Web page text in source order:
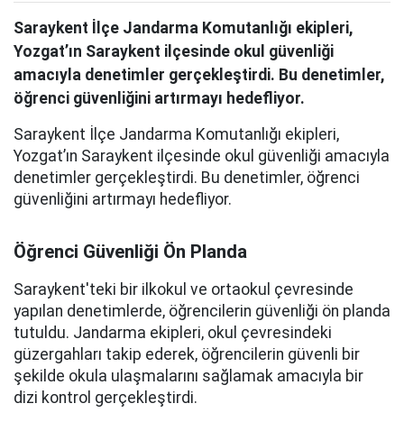
Saraykent İlçe Jandarma Komutanlığı ekipleri,
Yozgat’ın Saraykent ilçesinde okul güvenliği
amacıyla denetimler gerçekleştirdi. Bu denetimler,
öğrenci güvenliğini artırmayı hedefliyor.
Saraykent İlçe Jandarma Komutanlığı ekipleri,
Yozgat’ın Saraykent ilçesinde okul güvenliği amacıyla
denetimler gerçekleştirdi. Bu denetimler, öğrenci
güvenliğini artırmayı hedefliyor.
Öğrenci Güvenliği Ön Planda
Saraykent'teki bir ilkokul ve ortaokul çevresinde
yapılan denetimlerde, öğrencilerin güvenliği ön planda
tutuldu. Jandarma ekipleri, okul çevresindeki
güzergahları takip ederek, öğrencilerin güvenli bir
şekilde okula ulaşmalarını sağlamak amacıyla bir
dizi kontrol gerçekleştirdi.